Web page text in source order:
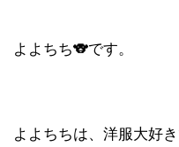
よよちち🐨です。
よよちちは、洋服大好き